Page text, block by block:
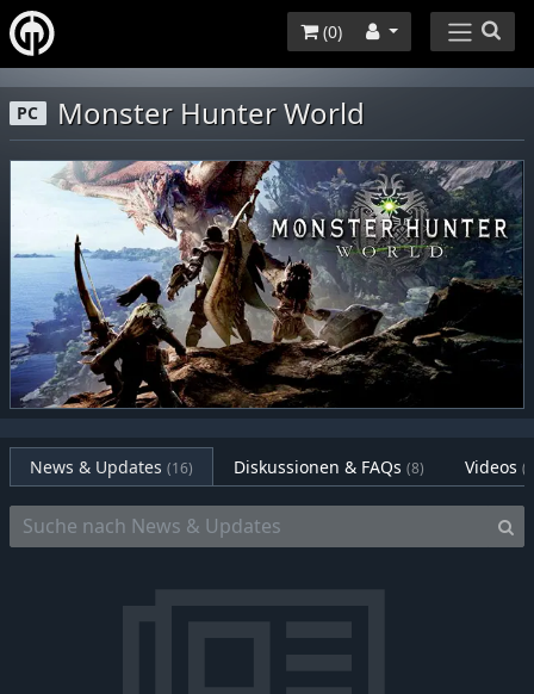
(0)
PC Monster Hunter World
News & Updates (16) Diskussionen & FAQs (8) Videos